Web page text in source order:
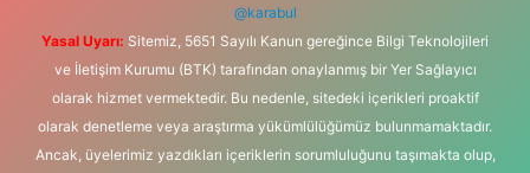
@karabul
Yasal Uyarı: Sitemiz, 5651 Sayılı Kanun gereğince Bilgi Teknolojileri
ve İletişim Kurumu (BTK) tarafından onaylanmış bir Yer Sağlayıcı
olarak hizmet vermektedir. Bu nedenle, sitedeki içerikleri proaktif
olarak denetleme veya araştırma yükümlülüğümüz bulunmamaktadır.
Ancak, üyelerimiz yazdıkları içeriklerin sorumluluğunu taşımakta olup,